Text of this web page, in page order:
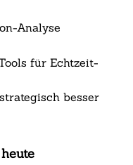
Analyse
für Echtzeit-
besser